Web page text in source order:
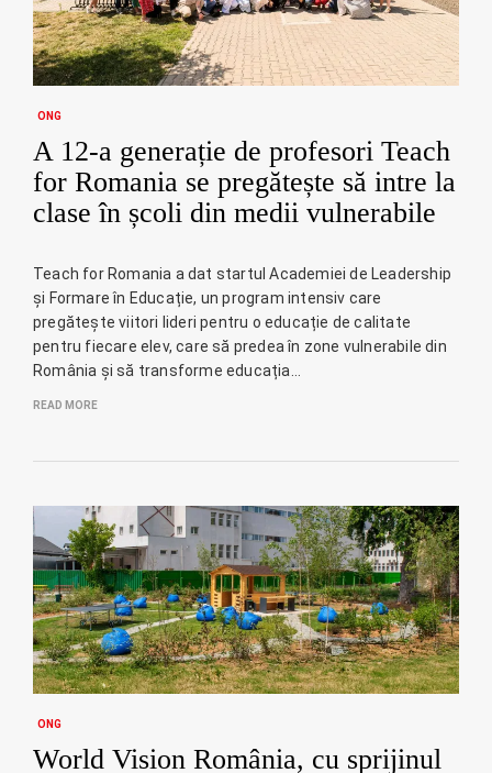
ONG
A 12-a generație de profesori Teach
for Romania se pregătește să intre la
clase în școli din medii vulnerabile
Teach for Romania a dat startul Academiei de Leadership
și Formare în Educație, un program intensiv care
pregătește viitori lideri pentru o educație de calitate
pentru fiecare elev, care să predea în zone vulnerabile din
România și să transforme educația…
READ MORE
ONG
World Vision România, cu sprijinul